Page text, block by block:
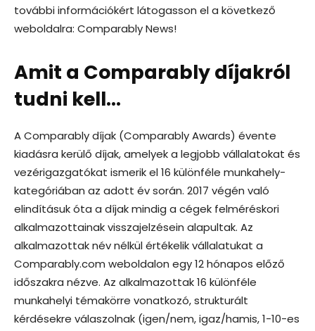
további információkért látogasson el a következő
weboldalra: Comparably News!
Amit a Comparably díjakról
tudni kell…
A Comparably díjak (Comparably Awards) évente
kiadásra kerülő díjak, amelyek a legjobb vállalatokat és
vezérigazgatókat ismerik el 16 különféle munkahely-
kategóriában az adott év során. 2017 végén való
elindításuk óta a díjak mindig a cégek felméréskori
alkalmazottainak visszajelzésein alapultak. Az
alkalmazottak név nélkül értékelik vállalatukat a
Comparably.com weboldalon egy 12 hónapos előző
időszakra nézve. Az alkalmazottak 16 különféle
munkahelyi témakörre vonatkozó, strukturált
kérdésekre válaszolnak (igen/nem, igaz/hamis, 1-10-es